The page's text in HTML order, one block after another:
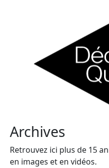
Archives
Retrouvez ici plus de 15
en images et en vidéos.